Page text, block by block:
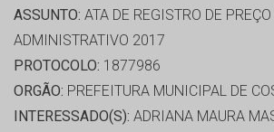
ASSUNTO: ATA DE REGISTRO DE
ADMINISTRATIVO 2017
PROTOCOLO: 1877986
ORGÃO: PREFEITURA MUNICIPAL DE
INTERESSADO(S): ADRIANA MAURA